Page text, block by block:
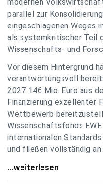
modernen
parallel zur
eingeschlagenen Weges
als systemkritischer Teil
Wissenschafts- und
Vor diesem Hintergrund
verantwortungsvoll
2027 146 Mio. Euro aus
Finanzierung exzellenter
Wettbewerb
Wissenschaftsfonds
internationalen
und fließen vollständig
Gemeinsam für einen
...weiterlesen